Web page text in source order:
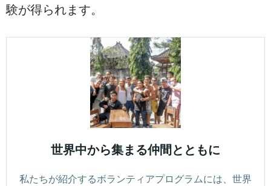
験が得られます。
世界中から集まる仲間とともに
私たちが紹介するボランティアプログラムには、世界